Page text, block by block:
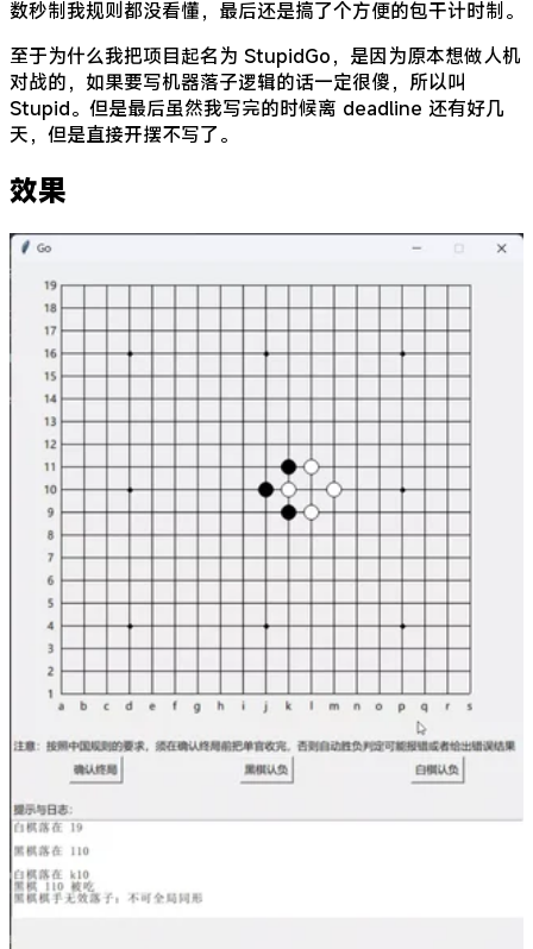
数秒制我规则都没看懂，最后还是搞了个方便的包干计时制。
至于为什么我把项目起名为 StupidGo，是因为原本想做人机
对战的，如果要写机器落子逻辑的话一定很傻，所以叫
Stupid。但是最后虽然我写完的时候离 deadline 还有好几
天，但是直接开摆不写了。
效果